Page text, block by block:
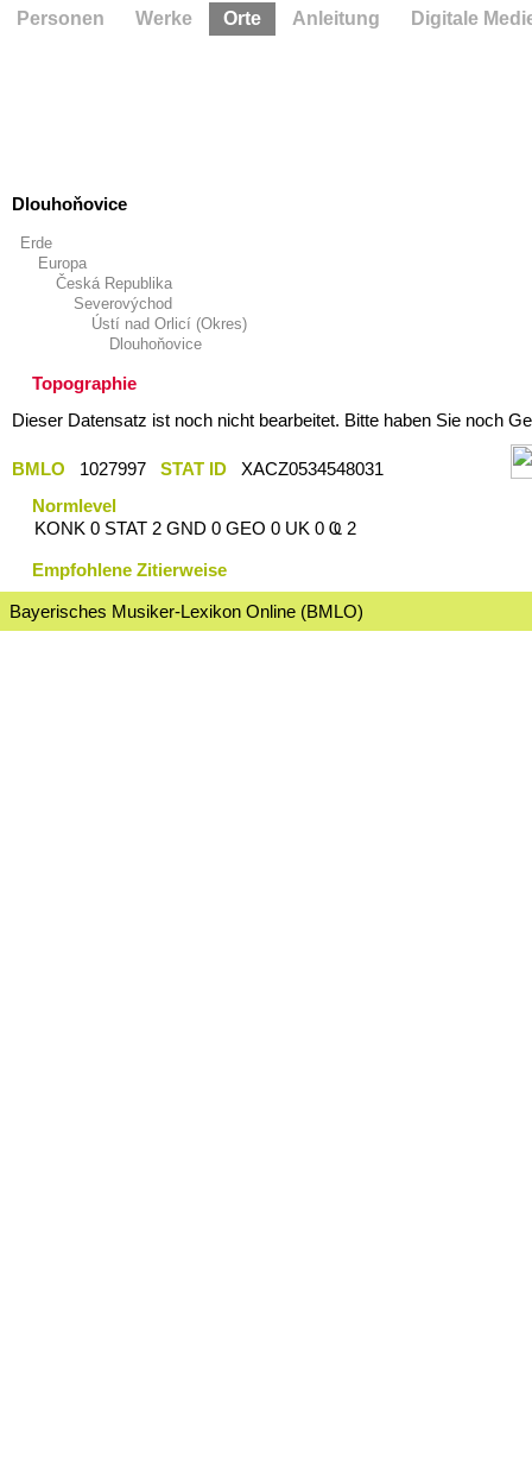
Dlouhoňovice
Erde
Europa
Česká Republika
Severovýchod
Ústí nad Orlicí (Okres)
Dlouhoňovice
Topographie
Dieser Datensatz ist noch nicht bearbeitet. Bitte haben Sie noch
BMLO 1027997 STAT ID
XACZ0534548031
Normlevel
KONK 0 STAT 2 GND 0 GEO 0 UK 0 Ҩ 2
Empfohlene Zitierweise
Bayerisches Musiker-Lexikon Online (BMLO)
Personen Werke Orte Anleitung Digitale